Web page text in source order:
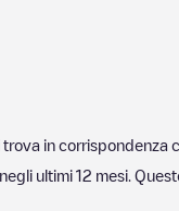
trova in corrispondenza
ultimi 12 mesi.